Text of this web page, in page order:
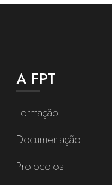
A FPT
Formação
Documentação
Protocolos